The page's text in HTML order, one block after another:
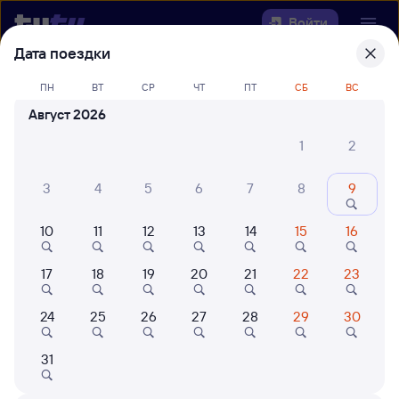
Войти
Выберите день, чтобы найтиж/д
билеты Завитая — Брантовка
Куда
Когда
Кто едет
Найти поезда
Дата поездки
ПН ВТ СР ЧТ ПТ СБ ВС
Август 2026
1
2
3 4 5 6 7 8 9
10 11 12 13 14 15 16
17 18 19 20 21 22 23
24 25 26 27 28 29 30
31